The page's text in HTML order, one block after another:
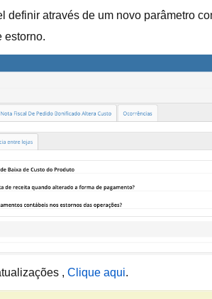
definir através de um novo parâmetro
estorno.
, Clique aqui.